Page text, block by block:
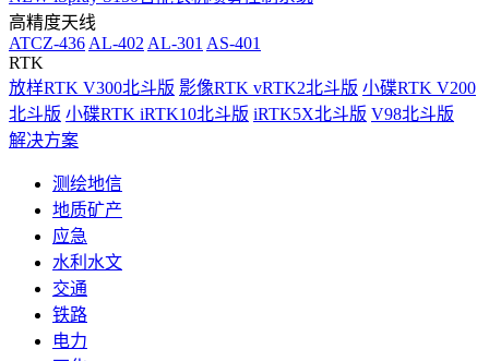
高精度天线
ATCZ-436 AL-402 AL-301 AS-401
RTK
放样RTK V300北斗版 影像RTK vRTK2北斗版 小碟RTK V200
北斗版 小碟RTK iRTK10北斗版 iRTK5X北斗版 V98北斗版
解决方案
测绘地信
地质矿产
应急
水利水文
交通
铁路
电力